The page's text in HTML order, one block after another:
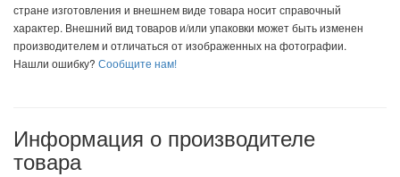
стране изготовления и внешнем виде товара носит справочный
характер. Внешний вид товаров и/или упаковки может быть изменен
производителем и отличаться от изображенных на фотографии.
Нашли ошибку? Сообщите нам!
Информация о производителе
товара